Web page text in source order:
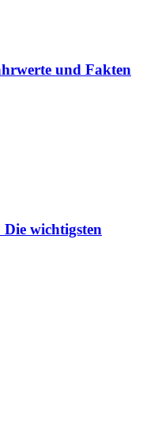
und Fakten
Die wichtigsten